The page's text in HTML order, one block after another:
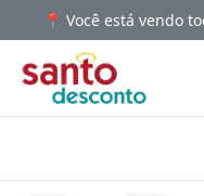
📍 Você está vendo